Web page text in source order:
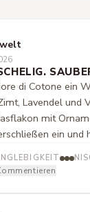
di Cotone ein
Lavendel und
mit
ein und